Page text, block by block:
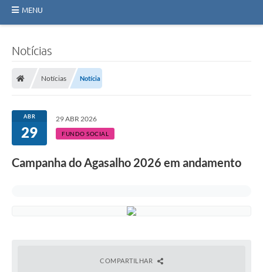
MENU
Licitações / PCA
Transparência
Notícias
Notícias Notícia
ABR
29
29 ABR 2026
FUNDO SOCIAL
Campanha do Agasalho 2026 em andamento
COMPARTILHAR